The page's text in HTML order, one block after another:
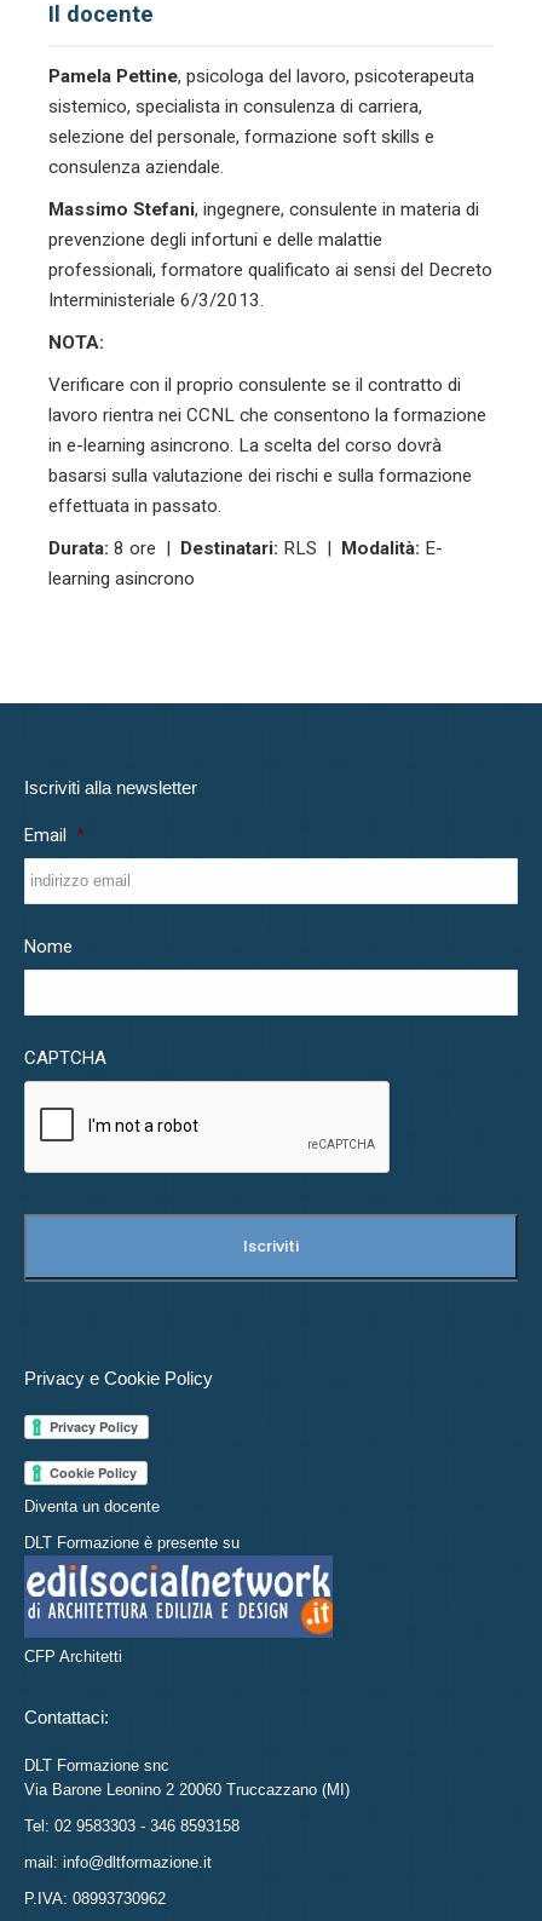
Il docente
Pamela Pettine, psicologa del lavoro, psicoterapeuta
sistemico, specialista in consulenza di carriera,
selezione del personale, formazione soft skills e
consulenza aziendale.
Massimo Stefani, ingegnere, consulente in materia di
prevenzione degli infortuni e delle malattie
professionali, formatore qualificato ai sensi del Decreto
Interministeriale 6/3/2013.
NOTA:
Verificare con il proprio consulente se il contratto di
lavoro rientra nei CCNL che consentono la formazione
in e-learning asincrono. La scelta del corso dovrà
basarsi sulla valutazione dei rischi e sulla formazione
effettuata in passato.
Durata: 8 ore | Destinatari: RLS | Modalità: E-
learning asincrono
Iscriviti alla newsletter
Email *
Nome
CAPTCHA
Privacy e Cookie Policy
Diventa un docente
DLT Formazione è presente su
CFP Architetti
Contattaci:
DLT Formazione snc
Via Barone Leonino 2 20060 Truccazzano (MI)
Tel: 02 9583303 - 346 8593158
mail: info@dltformazione.it
P.IVA: 08993730962